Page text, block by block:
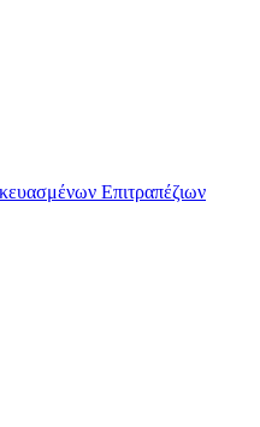
Επιτραπέζιων